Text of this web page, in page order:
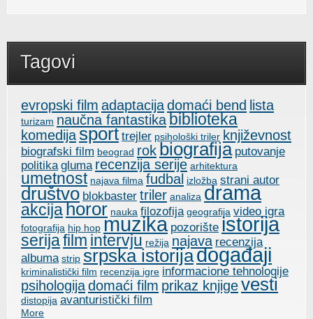
Tagovi
evropski film adaptacijadomaći bend lista
turizam naučna fantastikabiblioteka
komedijasport trejler psihološki triler književnost
biografski film beograd rok biografija putovanje
politika gluma recenzija serije arhitektura
umetnost najava filma fudbal izložba strani autor
društvo blokbaster triler analiza drama
akcijahoror nauka filozofija geografija video igra
fotografija hip hop muzika pozorište istorija
serijafilm intervju režija najava recenzija
albuma strip srpska istorijadogađaji
kriminalistički film recenzija igre informacione tehnologije
psihologijadomaći film prikaz knjigevesti
distopija avanturistički film
More